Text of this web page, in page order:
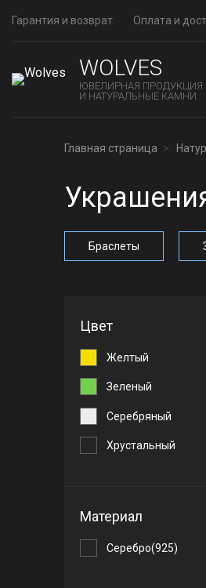
Гарантия и возврат Оплата и
WOLVES
ЮВЕЛИРНАЯ ПРОДУКЦИЯ
И НАТУРАЛЬНЫЕ КАМНИ
Главная страница
Браслеты
Цвет
Желтый
Зеленый
Серебряный
Хрустальный
Материал
Серебро(925)